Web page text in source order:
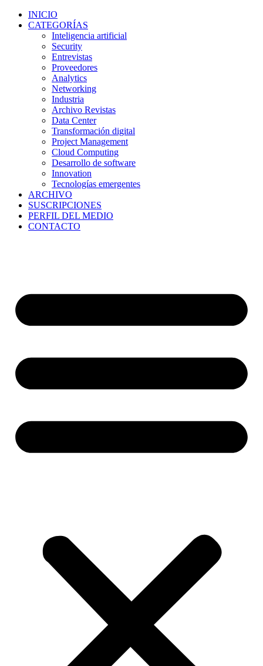
INICIO
CATEGORÍAS
Inteligencia artificial
Security
Entrevistas
Proveedores
Analytics
Networking
Industria
Archivo Revistas
Data Center
Transformación digital
Project Management
Cloud Computing
Desarrollo de software
Innovation
Tecnologías emergentes
ARCHIVO
SUSCRIPCIONES
PERFIL DEL MEDIO
CONTACTO